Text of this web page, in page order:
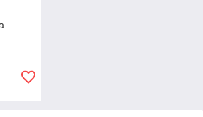
опыт
в сфере ремонта и